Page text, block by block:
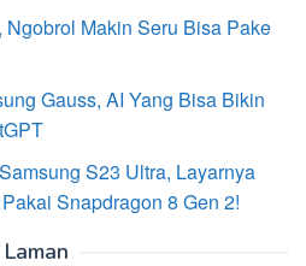
Makin Seru Bisa Pake
Gauss, AI Yang Bisa Bikin
S23 Ultra, Layarnya
Snapdragon 8 Gen 2!
Laman